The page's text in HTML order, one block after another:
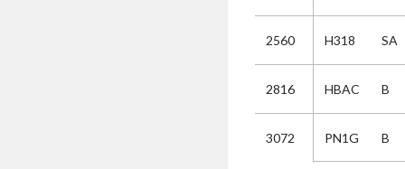
2560 H318 SA
2816 HBAC B
3072 PN1G B